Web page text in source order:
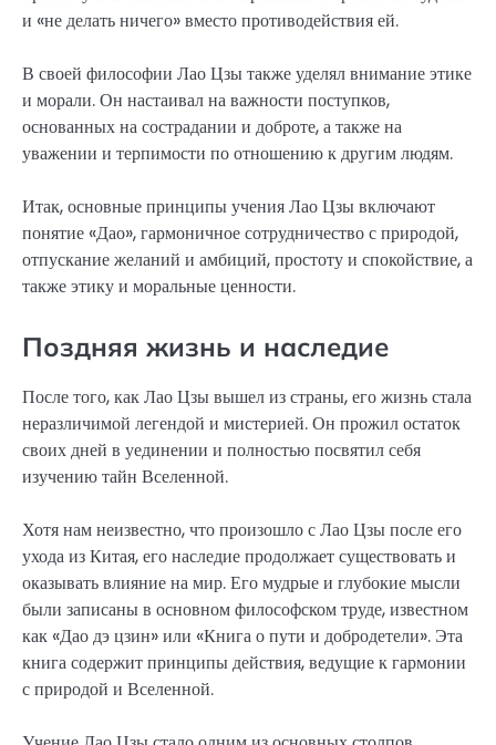
и «не делать ничего» вместо противодействия ей.
В своей философии Лао Цзы также уделял внимание этике
и морали. Он настаивал на важности поступков,
основанных на сострадании и доброте, а также на
уважении и терпимости по отношению к другим людям.
Итак, основные принципы учения Лао Цзы включают
понятие «Дао», гармоничное сотрудничество с природой,
отпускание желаний и амбиций, простоту и спокойствие, а
также этику и моральные ценности.
Поздняя жизнь и наследие
После того, как Лао Цзы вышел из страны, его жизнь стала
неразличимой легендой и мистерией. Он прожил остаток
своих дней в уединении и полностью посвятил себя
изучению тайн Вселенной.
Хотя нам неизвестно, что произошло с Лао Цзы после его
ухода из Китая, его наследие продолжает существовать и
оказывать влияние на мир. Его мудрые и глубокие мысли
были записаны в основном философском труде, известном
как «Дао дэ цзин» или «Книга о пути и добродетели». Эта
книга содержит принципы действия, ведущие к гармонии
с природой и Вселенной.